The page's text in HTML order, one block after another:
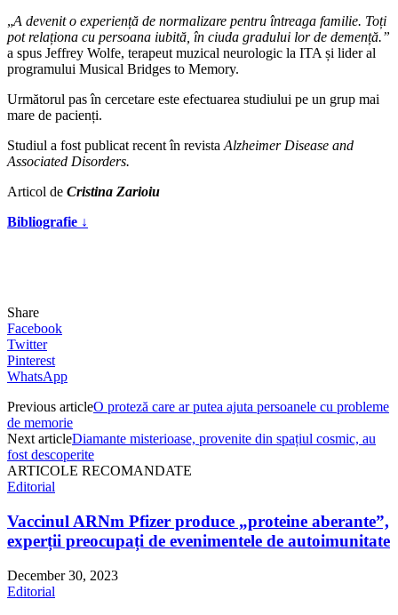
„A devenit o experiență de normalizare pentru întreaga familie. Toți
pot relaționa cu persoana iubită, în ciuda gradului lor de demență.”
a spus Jeffrey Wolfe, terapeut muzical neurologic la ITA și lider al
programului Musical Bridges to Memory.
Următorul pas în cercetare este efectuarea studiului pe un grup mai
mare de pacienți.
Studiul a fost publicat recent în revista Alzheimer Disease and
Associated Disorders.
Articol de Cristina Zarioiu
Bibliografie ↓
Share
Facebook
Twitter
Pinterest
WhatsApp
Previous articleO proteză care ar putea ajuta persoanele cu probleme
de memorie
Next articleDiamante misterioase, provenite din spațiul cosmic, au
fost descoperite
ARTICOLE RECOMANDATE
Editorial
Vaccinul ARNm Pfizer produce „proteine aberante”,
experții preocupați de evenimentele de autoimunitate
December 30, 2023
Editorial